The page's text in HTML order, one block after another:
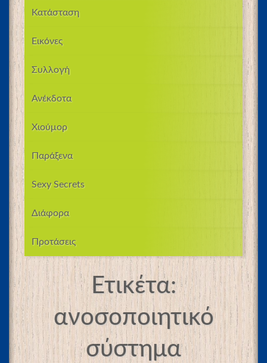
Κατάσταση
Εικόνες
Συλλογή
Ανέκδοτα
Χιούμορ
Παράξενα
Sexy Secrets
Διάφορα
Προτάσεις
Ετικέτα:
ανοσοποιητικό
σύστημα